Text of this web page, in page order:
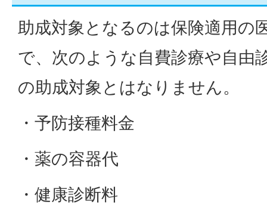
助成対象となるのは保険適用の
で、次のような自費診療や自由
の助成対象とはなりません。
・予防接種料金
・薬の容器代
・健康診断料